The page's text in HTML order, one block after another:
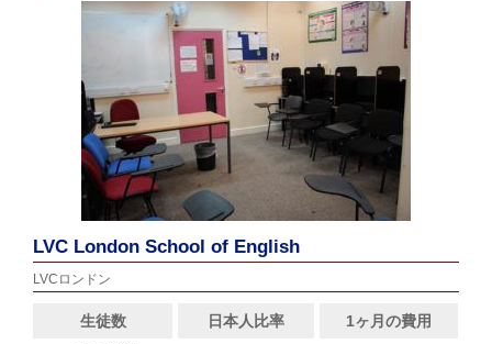
LVC London School of English
LVCロンドン
生徒数 日本人比率
1ヶ月の費用